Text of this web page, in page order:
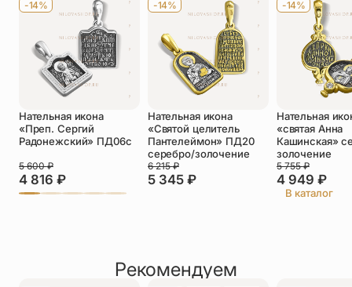
Телефон*
Отзыв*
Прикрепить фото
-14%
Нательная икона
«Преп. Сергий
Радонежский» ПД06с
4 816 ₽
5 600₽
-14%
Нательная икона
«Святой целитель
Пантелеймон» ПД20
серебро/золочение
5 345 ₽
6 215₽
-14%
Нательная
«святая Анна
Кашинская»
золочение
4 949 ₽
5 755₽
В каталог
Рекомендуем